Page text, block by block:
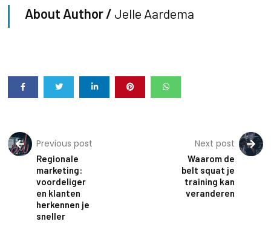
About Author / Jelle Aardema
Previous post
Regionale
marketing:
voordeliger
en klanten
herkennen je
sneller
Next post
Waarom de
belt squat je
training kan
veranderen